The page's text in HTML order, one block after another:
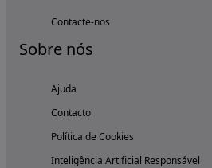
Contacte-nos
Sobre nós
Ajuda
Contacto
Política de Cookies
Inteligência Artificial Responsável